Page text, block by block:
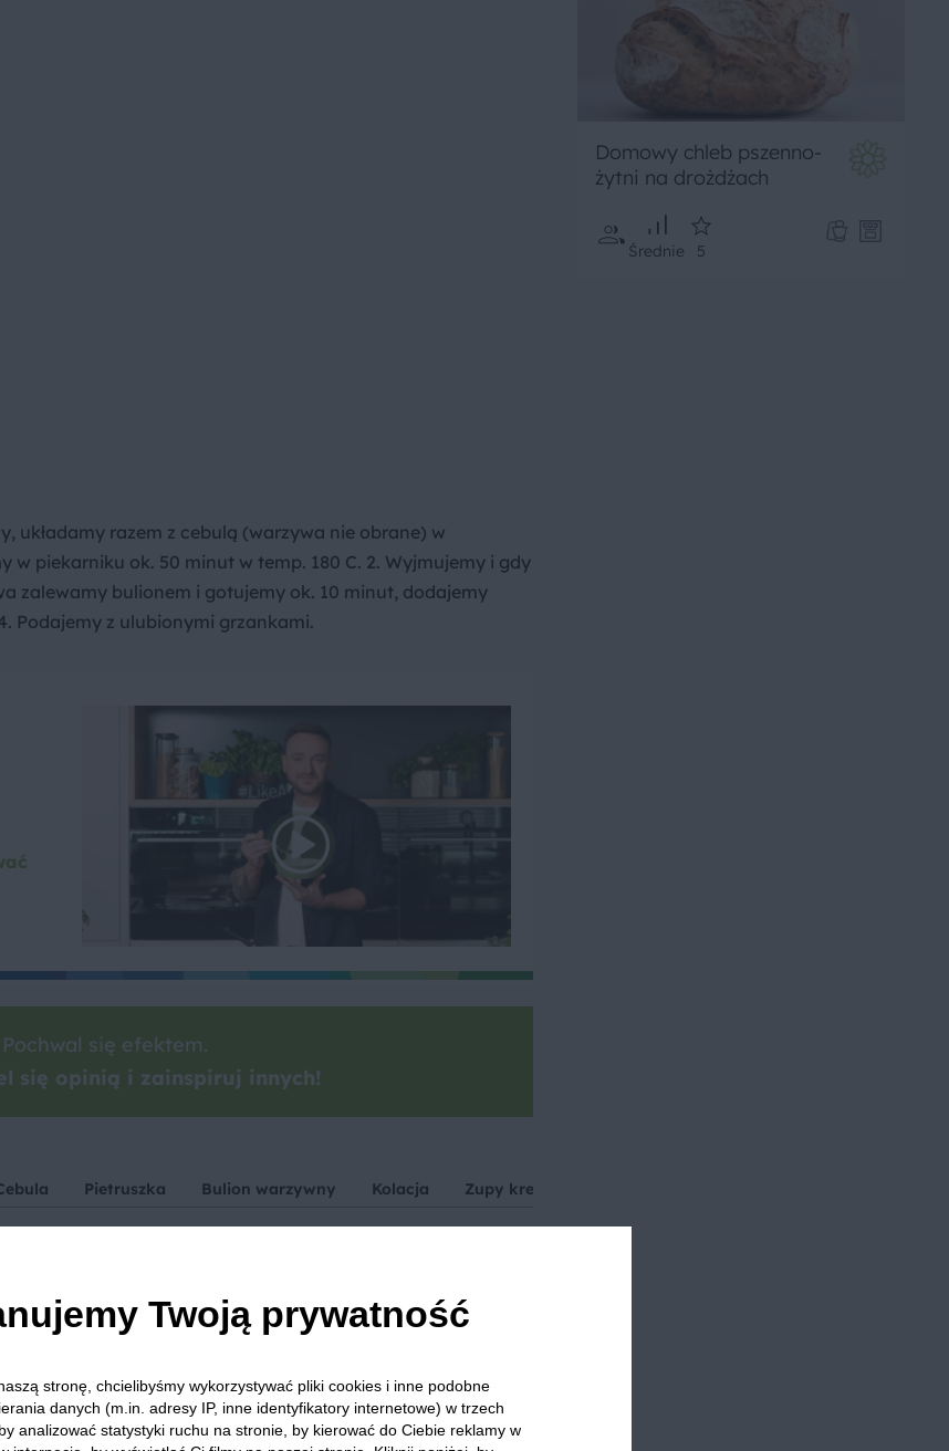
układamy razem z cebulą (warzywa nie obrane) w
piekarniku ok. 50 minut w temp. 180 C. 2. Wyjmujemy i gdy
zalewamy bulionem i gotujemy ok. 10 minut, dodajemy
Podajemy z ulubionymi grzankami.
się efektem.
się opinią i zainspiruj innych!
Pietruszka Bulion warzywny Kolacja Zupy krem
że publikowane opinie pochodzą od konsumentów, którzy
Domowy chleb pszenno-
żytni na drożdżach
Średnie 5
Twoją prywatność
stronę, chcielibyśmy wykorzystywać pliki cookies i inne podobne
danych (m.in. adresy IP, inne identyfikatory internetowe) w trzech
analizować statystyki ruchu na stronie, by kierować do Ciebie reklamy w